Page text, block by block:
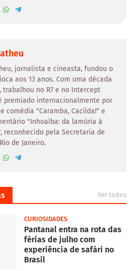
jornalista e cineasta, fundou o
aos 13 anos. Com uma década
trabalhou no R7 e no Intercept
premiado internacionalmente por
comédia "Caramba, Cacilda!" e
"Inhoaíba: da lamúria à
reconhecido pela Secretaria de
de Janeiro.
Ver todos
CURIOSIDADES
Pantanal entra na rota das
férias de julho com
experiência de safári no
Brasil